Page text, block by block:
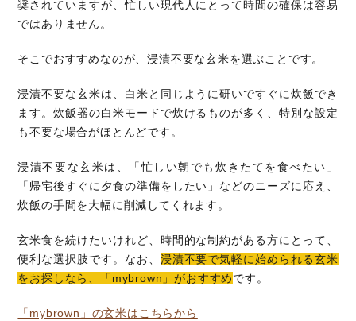
奨されていますが、忙しい現代人にとって時間の確保は容易
ではありません。
そこでおすすめなのが、浸漬不要な玄米を選ぶことです。
浸漬不要な玄米は、白米と同じように研いですぐに炊飯でき
ます。炊飯器の白米モードで炊けるものが多く、特別な設定
も不要な場合がほとんどです。
浸漬不要な玄米は、「忙しい朝でも炊きたてを食べたい」
「帰宅後すぐに夕食の準備をしたい」などのニーズに応え、
炊飯の手間を大幅に削減してくれます。
玄米食を続けたいけれど、時間的な制約がある方にとって、
便利な選択肢です。なお、 浸漬不要で気軽に始められる玄米
をお探しなら、「mybrown」がおすすめです。
「mybrown」の玄米はこちらから